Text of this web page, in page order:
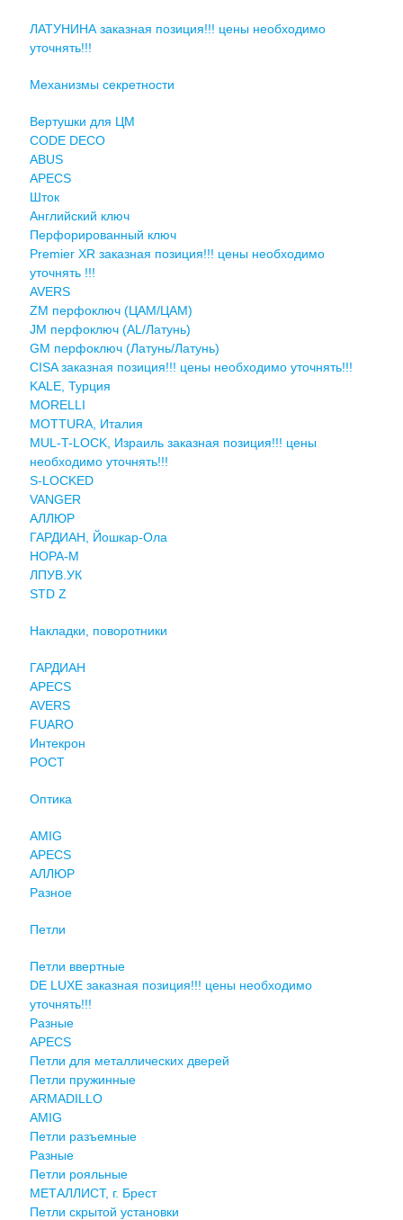
ЛАТУНИНА заказная позиция!!! цены необходимо
уточнять!!!
Механизмы секретности
Вертушки для ЦМ
CODE DECO
ABUS
APECS
Шток
Английский ключ
Перфорированный ключ
Premier XR заказная позиция!!! цены необходимо
уточнять !!!
AVERS
ZM перфоключ (ЦАМ/ЦАМ)
JМ перфоключ (АL/Латунь)
GM перфоключ (Латунь/Латунь)
CISA заказная позиция!!! цены необходимо уточнять!!!
KALE, Турция
MORELLI
MOTTURA, Италия
MUL-T-LOCK, Израиль заказная позиция!!! цены
необходимо уточнять!!!
S-LOCKED
VANGER
АЛЛЮР
ГАРДИАН, Йошкар-Ола
НОРА-М
ЛПУВ.УК
STD Z
Накладки, поворотники
ГАРДИАН
APECS
AVERS
FUARO
Интекрон
РОСТ
Оптика
AMIG
APECS
АЛЛЮР
Разное
Петли
Петли ввертные
DE LUXE заказная позиция!!! цены необходимо
уточнять!!!
Разные
APECS
Петли для металлических дверей
Петли пружинные
ARMADILLO
AMIG
Петли разъемные
Разные
Петли рояльные
МЕТАЛЛИСТ, г. Брест
Петли скрытой установки